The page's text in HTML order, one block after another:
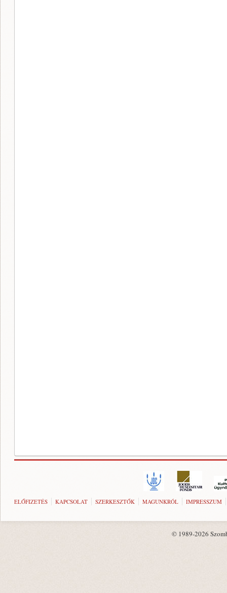
ELŐFIZETÉS KAPCSOLAT SZERKESZTŐK MAGUNKRÓL IMPRESSZUM
© 1989-2026